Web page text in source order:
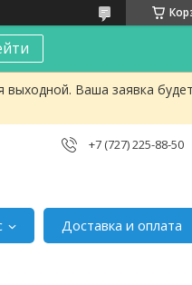
Ваша заявка
+7 (727) 225-88-50
Доставка и оплата